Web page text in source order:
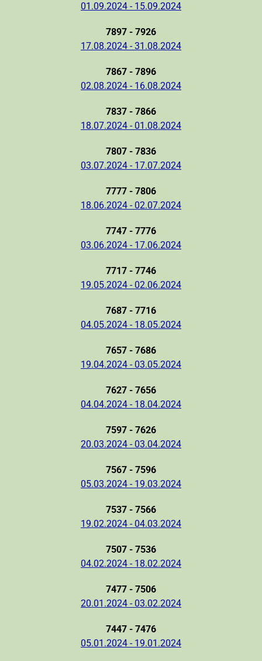
01.09.2024 - 15.09.2024
7897 - 7926
17.08.2024 - 31.08.2024
7867 - 7896
02.08.2024 - 16.08.2024
7837 - 7866
18.07.2024 - 01.08.2024
7807 - 7836
03.07.2024 - 17.07.2024
7777 - 7806
18.06.2024 - 02.07.2024
7747 - 7776
03.06.2024 - 17.06.2024
7717 - 7746
19.05.2024 - 02.06.2024
7687 - 7716
04.05.2024 - 18.05.2024
7657 - 7686
19.04.2024 - 03.05.2024
7627 - 7656
04.04.2024 - 18.04.2024
7597 - 7626
20.03.2024 - 03.04.2024
7567 - 7596
05.03.2024 - 19.03.2024
7537 - 7566
19.02.2024 - 04.03.2024
7507 - 7536
04.02.2024 - 18.02.2024
7477 - 7506
20.01.2024 - 03.02.2024
7447 - 7476
05.01.2024 - 19.01.2024